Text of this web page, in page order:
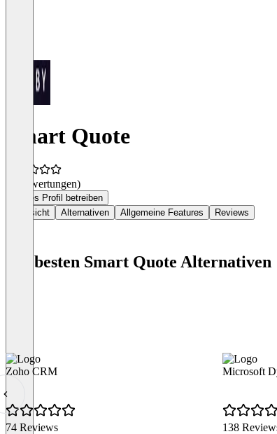
Smart Quote
(0 Bewertungen)
Dieses Profil betreiben
Übersicht
Alternativen Allgemeine Features Reviews
Die besten Smart Quote Alternativen
Zoho CRM
74 Reviews
Microsoft
138